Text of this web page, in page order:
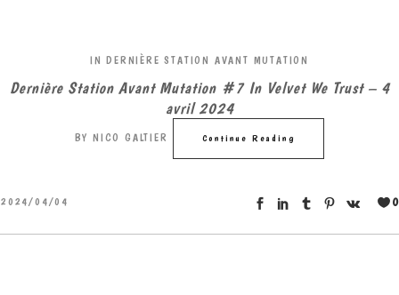
IN DERNIÈRE STATION AVANT MUTATION
Dernière Station Avant Mutation #7 In Velvet We Trust – 4
avril 2024
BY NICO GALTIER Continue Reading
2024/04/04 0